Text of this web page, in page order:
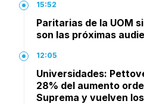
15:52
Paritarias de la UOM
son las próximas
12:05
Universidades:
28% del aumento
Suprema y vuelven